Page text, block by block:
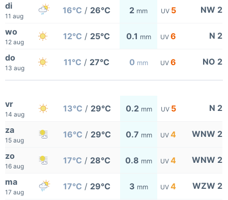
di
11 aug
16°C / 26°C 2 mm UV 5 NW 2
wo
12 aug
12°C / 25°C 0.1 mm UV 6 N 2
do
13 aug
11°C / 27°C 0 mm UV 6 NO 2
vr
14 aug
13°C / 29°C 0.2 mm UV 5 N 2
za
15 aug
16°C / 29°C 0.7 mm UV 4 WNW 2
zo
16 aug
17°C / 28°C 0.8 mm UV 4 WNW 2
ma
17 aug
17°C / 29°C 3 mm UV 4 WZW 2